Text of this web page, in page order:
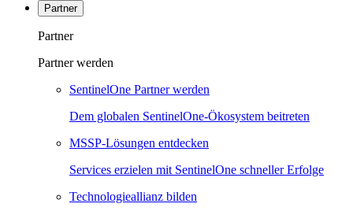
Partner
Partner
Partner werden
SentinelOne Partner werden
Dem globalen SentinelOne-Ökosystem beitreten
MSSP-Lösungen entdecken
Services erzielen mit SentinelOne schneller Erfolge
Technologieallianz bilden